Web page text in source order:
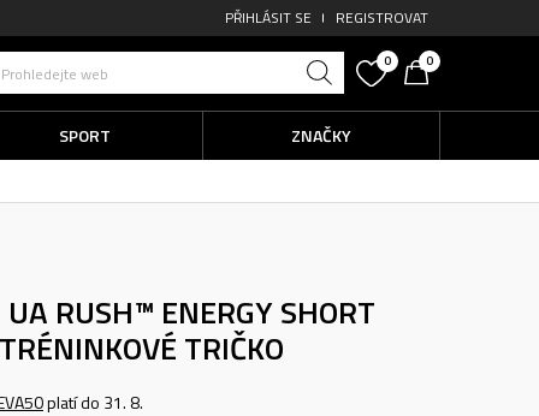
PŘIHLÁSIT SE REGISTROVAT
Prohledejte web
0 0
SPORT ZNAČKY
RUSH™ ENERGY SHORT
TRIČKO
platí do 31. 8.